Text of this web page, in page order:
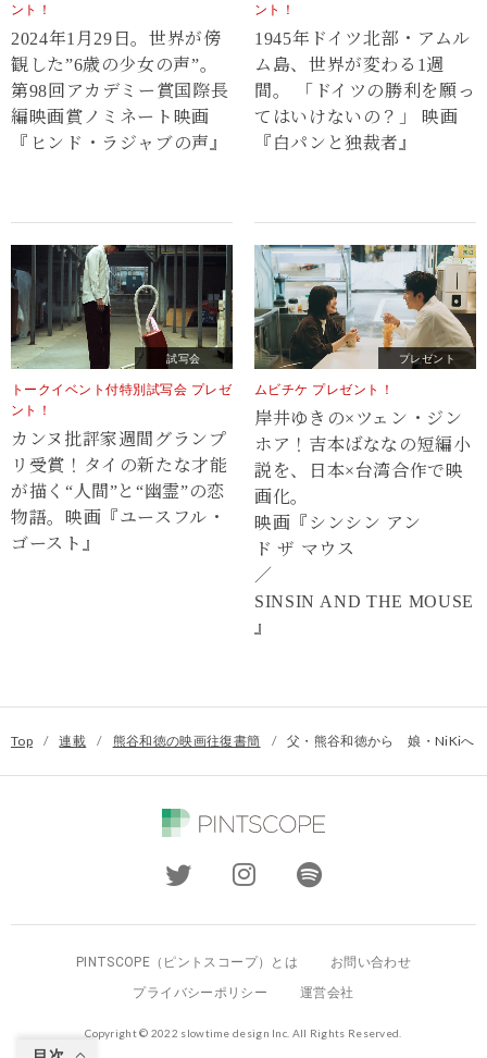
ント！
2024年1月29日。世界が傍
観した”6歳の少女の声”。
第98回アカデミー賞国際長
編映画賞ノミネート映画
『ヒンド・ラジャブの声』
ント！
1945年ドイツ北部・アムル
ム島、世界が変わる1週
間。 「ドイツの勝利を願っ
てはいけないの？」 映画
『白パンと独裁者』
試写会
トークイベント付特別試写会 プレゼ
ント！
カンヌ批評家週間グランプ
リ受賞！タイの新たな才能
が描く“⼈間”と“幽霊”の恋
物語。映画『ユースフル・
ゴースト』
プレゼント
ムビチケ プレゼント！
岸井ゆきの×ツェン・ジン
ホア！吉本ばななの短編小
説を、日本×台湾合作で映
画化。
映画『シンシン アン
ド ザ マウス
／
SINSIN AND THE MOUSE
』
Top / 連載 / 熊谷和徳の映画往復書簡 / 父・熊谷和徳から 娘・NiKiへ
PINTSCOPE（ピントスコープ）とは
お問い合わせ
プライバシーポリシー
運営会社
Copyright © 2022 slowtime design Inc. All Rights Reserved.